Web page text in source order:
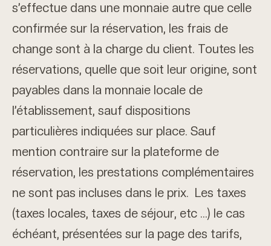
s’effectue dans une monnaie autre que celle
confirmée sur la réservation, les frais de
change sont à la charge du client. Toutes les
réservations, quelle que soit leur origine, sont
payables dans la monnaie locale de
l’établissement, sauf dispositions
particulières indiquées sur place. Sauf
mention contraire sur la plateforme de
réservation, les prestations complémentaires
ne sont pas incluses dans le prix. Les taxes
(taxes locales, taxes de séjour, etc …) le cas
échéant, présentées sur la page des tarifs,